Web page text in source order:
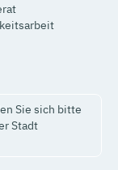
Sie sich bitte
Stadt